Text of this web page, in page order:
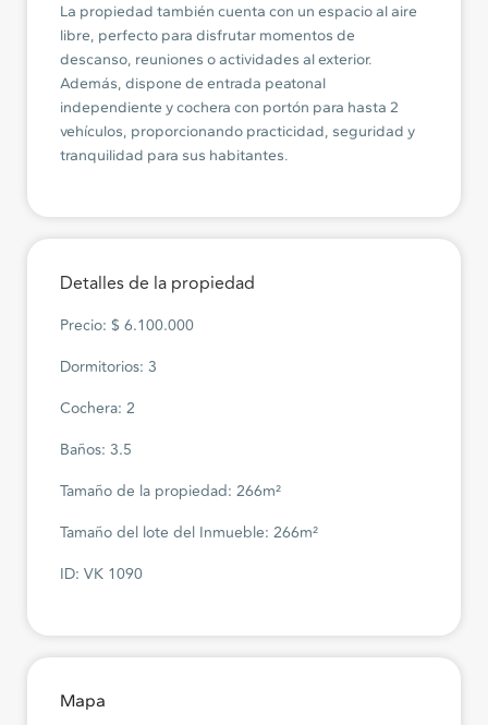
La propiedad también cuenta con un espacio al aire
libre, perfecto para disfrutar momentos de
descanso, reuniones o actividades al exterior.
Además, dispone de entrada peatonal
independiente y cochera con portón para hasta 2
vehículos, proporcionando practicidad, seguridad y
tranquilidad para sus habitantes.
Detalles de la propiedad
Precio: $ 6.100.000
Dormitorios: 3
Cochera: 2
Baños: 3.5
Tamaño de la propiedad: 266m²
Tamaño del lote del Inmueble: 266m²
ID: VK 1090
Mapa